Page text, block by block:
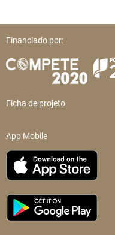
Financiado por:
Ficha de projeto
App Mobile